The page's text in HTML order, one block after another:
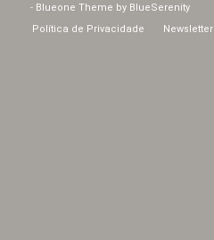
- Blueone Theme by BlueSerenity
Política de Privacidade
Newsletter